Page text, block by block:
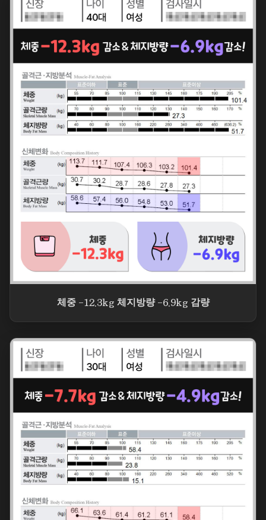
체중 -12.3kg 체지방량 -6.9kg 감량